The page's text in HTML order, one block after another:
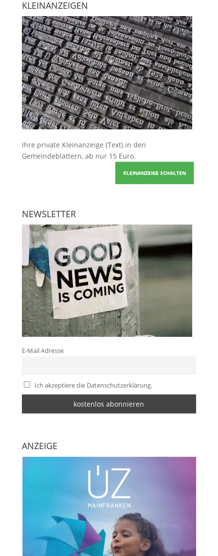
KLEINANZEIGEN
Ihre private Kleinanzeige (Text) in den
Gemeindeblättern, ab nur 15 Euro.
KLEINANZEIGE SCHALTEN
NEWSLETTER
E-Mail Adresse
Ich akzeptiere die Datenschutzerklärung.
ANZEIGE